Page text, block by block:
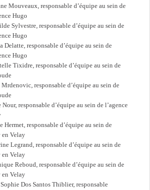
Mouveaux, responsable d’équipe au sein de
Hugo
Sylvestre, responsable d’équipe au sein de
Hugo
Delatte, responsable d’équipe au sein de
Hugo
Tixidre, responsable d’équipe au sein de
Mrdenovic, responsable d’équipe au sein de
Nour, responsable d’équipe au sein de l’agence
Hermet, responsable d’équipe au sein de
en Velay
Legrand, responsable d’équipe au sein de
en Velay
Reboud, responsable d’équipe au sein de
en Velay
Dos Santos Thiblier, responsable